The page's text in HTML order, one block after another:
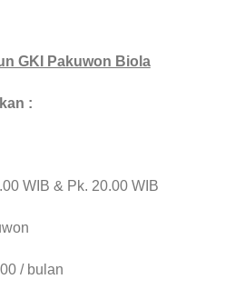
GKI Pakuwon Biola
:
WIB & Pk. 20.00 WIB
/ bulan